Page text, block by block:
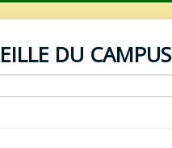
DU CAMPUS